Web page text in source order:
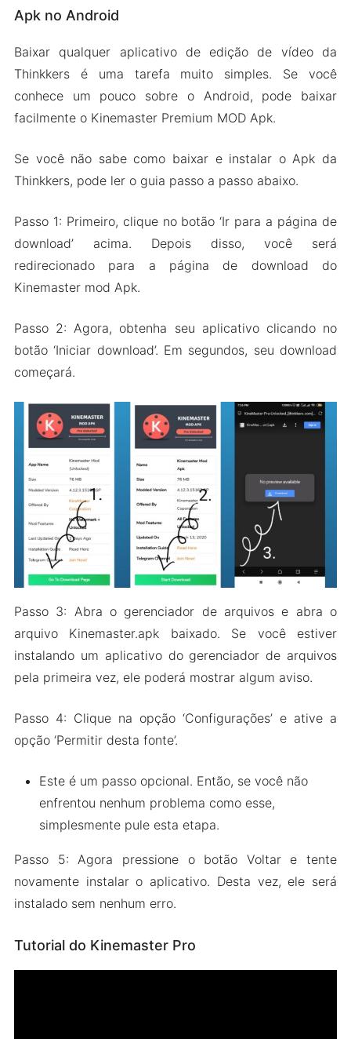
Apk no Android
Baixar qualquer aplicativo de edição de vídeo da
Thinkkers é uma tarefa muito simples. Se você
conhece um pouco sobre o Android, pode baixar
facilmente o Kinemaster Premium MOD Apk.
Se você não sabe como baixar e instalar o Apk da
Thinkkers, pode ler o guia passo a passo abaixo.
Passo 1: Primeiro, clique no botão ‘Ir para a página de
download’ acima. Depois disso, você será
redirecionado para a página de download do
Kinemaster mod Apk.
Passo 2: Agora, obtenha seu aplicativo clicando no
botão ‘Iniciar download’. Em segundos, seu download
começará.
Passo 3: Abra o gerenciador de arquivos e abra o
arquivo Kinemaster.apk baixado. Se você estiver
instalando um aplicativo do gerenciador de arquivos
pela primeira vez, ele poderá mostrar algum aviso.
Passo 4: Clique na opção ‘Configurações’ e ative a
opção ‘Permitir desta fonte’.
Este é um passo opcional. Então, se você não
enfrentou nenhum problema como esse,
simplesmente pule esta etapa.
Passo 5: Agora pressione o botão Voltar e tente
novamente instalar o aplicativo. Desta vez, ele será
instalado sem nenhum erro.
Tutorial do Kinemaster Pro